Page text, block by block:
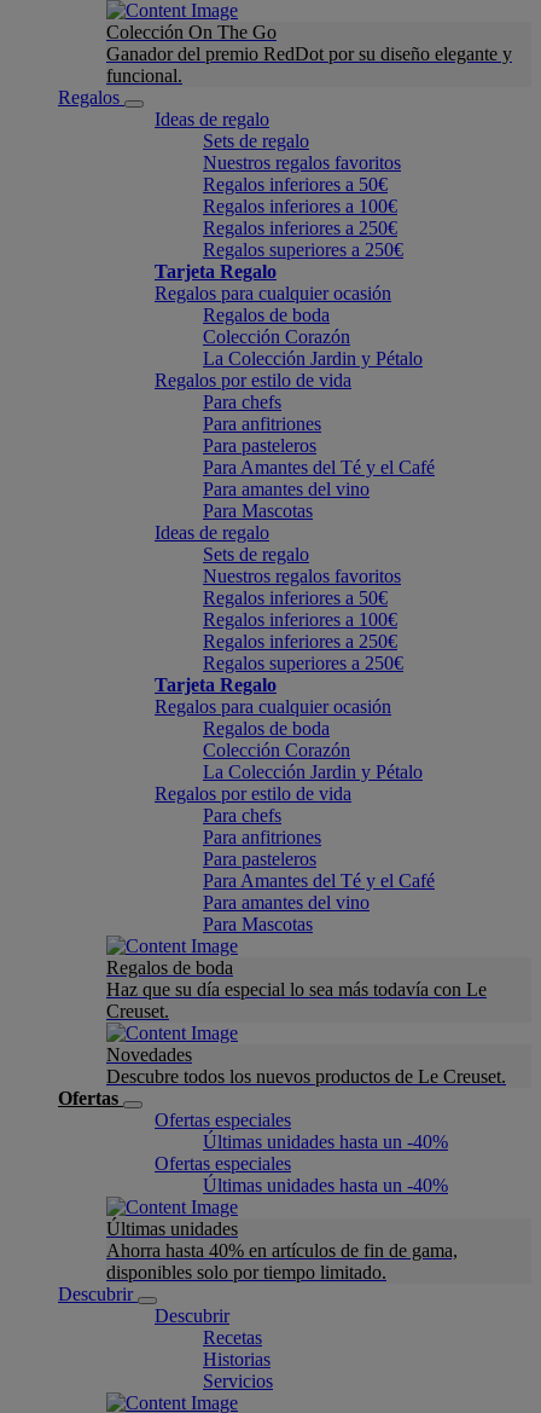
Colección On The Go
Ganador del premio RedDot por su diseño elegante y
funcional.
Regalos
Ideas de regalo
Sets de regalo
Nuestros regalos favoritos
Regalos inferiores a 50€
Regalos inferiores a 100€
Regalos inferiores a 250€
Regalos superiores a 250€
Tarjeta Regalo
Regalos para cualquier ocasión
Regalos de boda
Colección Corazón
La Colección Jardin y Pétalo
Regalos por estilo de vida
Para chefs
Para anfitriones
Para pasteleros
Para Amantes del Té y el Café
Para amantes del vino
Para Mascotas
Ideas de regalo
Sets de regalo
Nuestros regalos favoritos
Regalos inferiores a 50€
Regalos inferiores a 100€
Regalos inferiores a 250€
Regalos superiores a 250€
Tarjeta Regalo
Regalos para cualquier ocasión
Regalos de boda
Colección Corazón
La Colección Jardin y Pétalo
Regalos por estilo de vida
Para chefs
Para anfitriones
Para pasteleros
Para Amantes del Té y el Café
Para amantes del vino
Para Mascotas
Regalos de boda
Haz que su día especial lo sea más todavía con Le
Creuset.
Novedades
Descubre todos los nuevos productos de Le Creuset.
Ofertas
Ofertas especiales
Últimas unidades hasta un -40%
Ofertas especiales
Últimas unidades hasta un -40%
Últimas unidades
Ahorra hasta 40% en artículos de fin de gama,
disponibles solo por tiempo limitado.
Descubrir
Descubrir
Recetas
Historias
Servicios